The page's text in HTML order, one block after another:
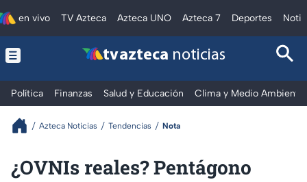
en vivo TV Azteca Azteca UNO Azteca 7 Deportes
tv azteca noticias
Política Finanzas Salud y Educación Clima y Medio Ambiente
Azteca Noticias Tendencias Nota
¿OVNIs reales? Pentágono